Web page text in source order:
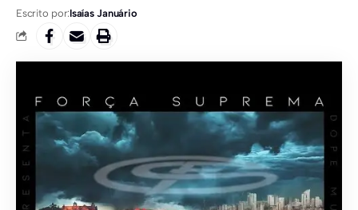
Escrito por:Isaías Januário